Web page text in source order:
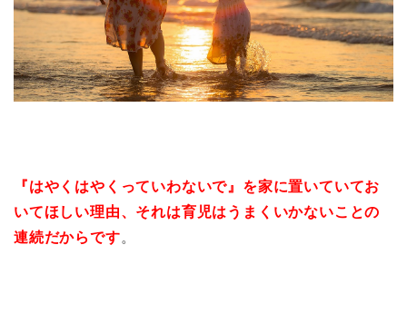
『はやくはやくっていわないで』を家に置いていてお
いてほしい理由、それは育児はうまくいかないことの
連続だからです。